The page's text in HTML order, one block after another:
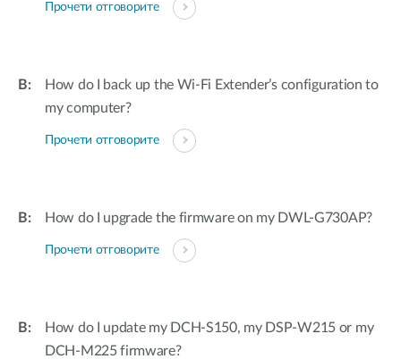
Прочети отговорите
How do I back up the Wi-Fi Extender’s configuration to
my computer?
Прочети отговорите
How do I upgrade the firmware on my DWL-G730AP?
Прочети отговорите
How do I update my DCH-S150, my DSP-W215 or my
DCH-M225 firmware?